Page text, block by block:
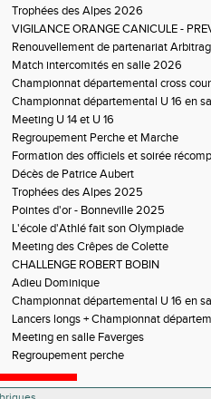
Trophées des Alpes 2026
VIGILANCE ORANGE CANICULE -
Renouvellement de partenariat
Match intercomités en salle 2026
Championnat départemental cross
Championnat départemental U 16 en
Meeting U 14 et U 16
Regroupement Perche et Marche
Formation des officiels et soirée
Décès de Patrice Aubert
Trophées des Alpes 2025
Pointes d'or - Bonneville 2025
L'école d'Athlé fait son Olympiade
Meeting des Crêpes de Colette
CHALLENGE ROBERT BOBIN
Adieu Dominique
Championnat départemental U 16 en
Lancers longs + Championnat
Meeting en salle Faverges
Regroupement perche